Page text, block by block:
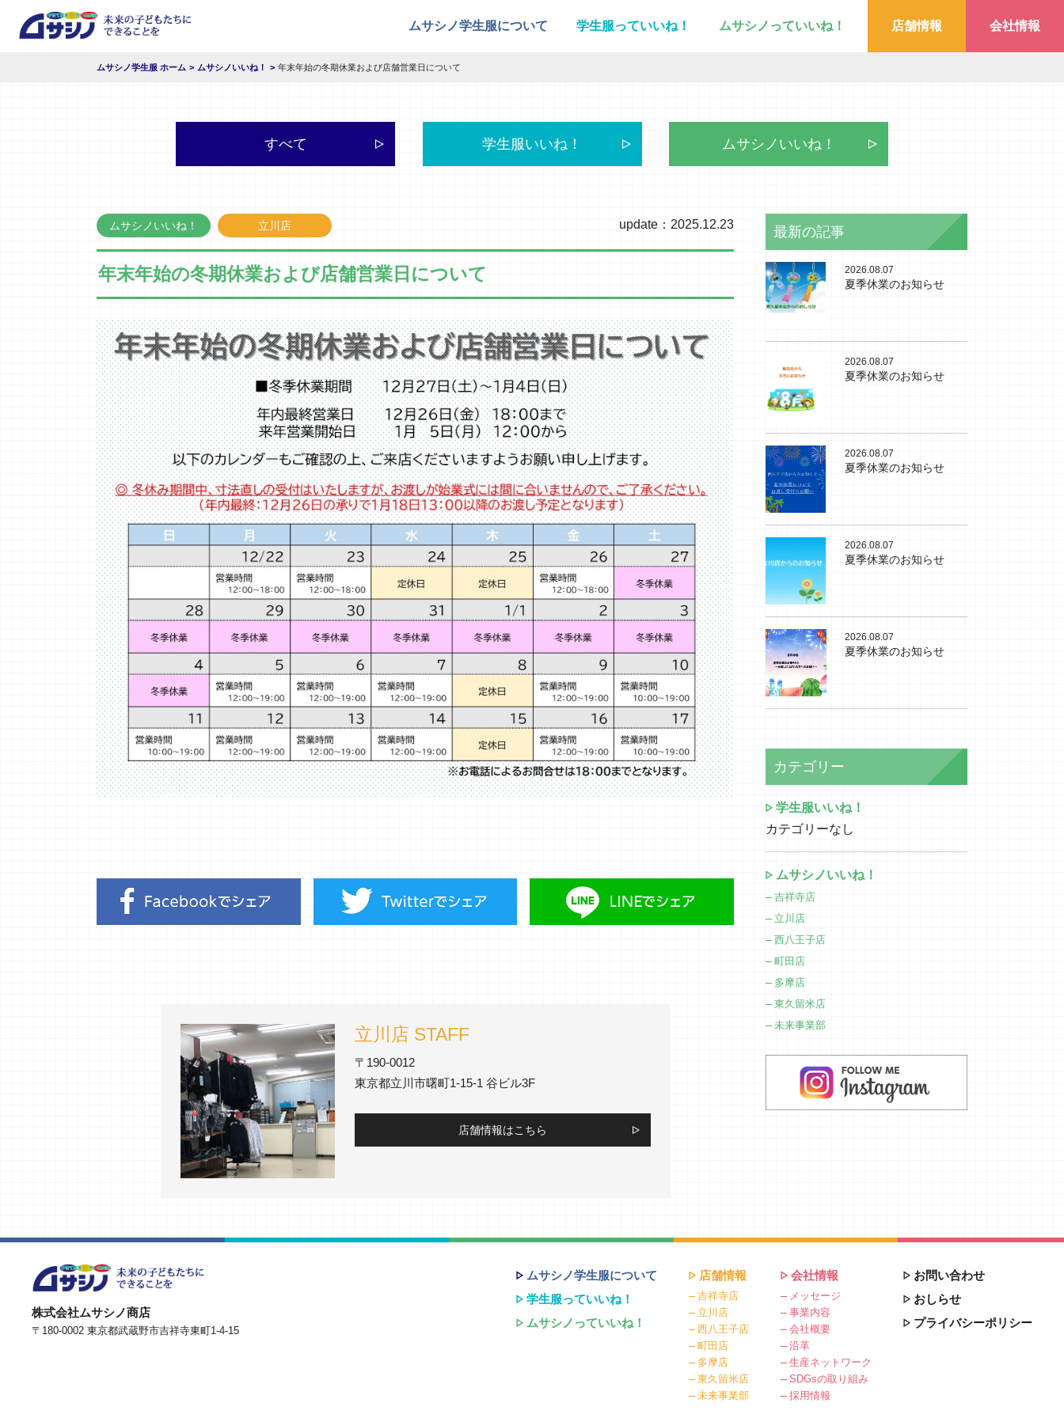
ムサシノ学生服について 学生服っていいね！ ムサシノっていいね！ 店舗情報 会社情報
ムサシノ学生服 ホーム ムサシノいいね！ 年末年始の冬期休業および店舗営業日について
すべて 学生服いいね！ ムサシノいいね！
ムサシノいいね！ 立川店 update：2025.12.23
年末年始の冬期休業および店舗営業日について
立川店 STAFF
〒190-0012
東京都立川市曙町1-15-1 谷ビル3F
店舗情報はこちら
最新の記事
2026.08.07
夏季休業のお知らせ
2026.08.07
夏季休業のお知らせ
2026.08.07
夏季休業のお知らせ
2026.08.07
夏季休業のお知らせ
2026.08.07
夏季休業のお知らせ
カテゴリー
学生服いいね！
カテゴリーなし
ムサシノいいね！
吉祥寺店
立川店
西八王子店
町田店
多摩店
東久留米店
未来事業部
株式会社ムサシノ商店
〒180-0002 東京都武蔵野市吉祥寺東町1-4-15
ムサシノ学生服について
学生服っていいね！
ムサシノっていいね！
店舗情報
吉祥寺店
立川店
西八王子店
町田店
多摩店
東久留米店
未来事業部
会社情報
メッセージ
事業内容
会社概要
沿革
生産ネットワーク
SDGsの取り組み
採用情報
お問い合わせ
おしらせ
プライバシーポリシー